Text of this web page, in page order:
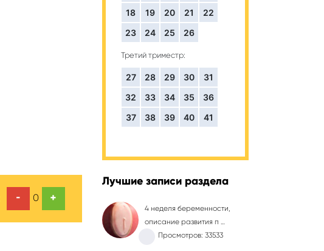
- 0 +
18
19 20 21
22
23
24 25 26
Третий триместр:
27 28 29 30
31
32
33 34 35
36
37
38 39 40 41
Лучшие записи раздела
4 неделя беременности,
описание развития п …
Просмотров: 33533